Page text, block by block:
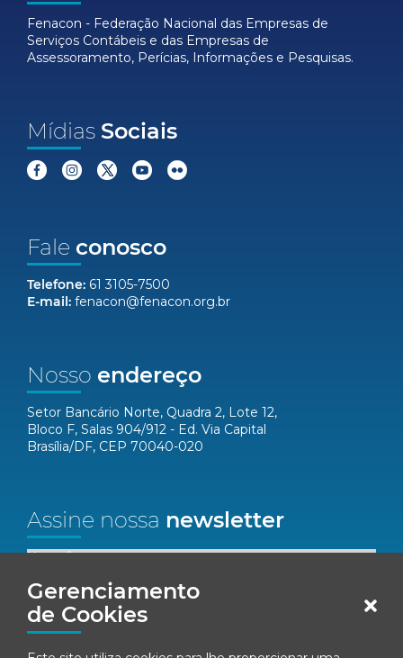
Gerenciamento
de Cookies
Fenacon - Federação Nacional das Empresas de
Serviços Contábeis e das Empresas de
Assessoramento, Perícias, Informações e Pesquisas.
Mídias Sociais
Fale conosco
Telefone: 61 3105-7500
E-mail: fenacon@fenacon.org.br
Nosso endereço
Setor Bancário Norte, Quadra 2, Lote 12,
Bloco F, Salas 904/912 - Ed. Via Capital
Brasília/DF, CEP 70040-020
Assine nossa newsletter
Nome*
Email*